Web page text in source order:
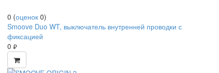
0 (оценок 0)
Smoove Duo WT, выключатель внутренней проводки с
фиксацией
0 руб.